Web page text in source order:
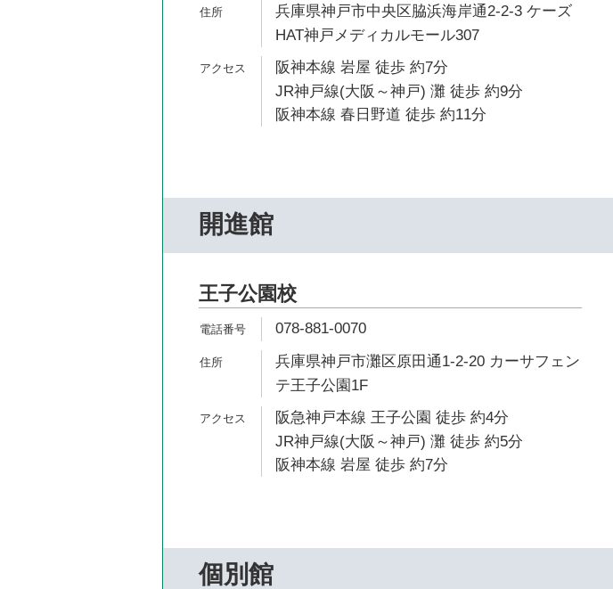
兵庫県神戸市中央区脇浜海岸通2-2-3 ケーズ
HAT神戸メディカルモール307
阪神本線 岩屋 徒歩 約7分
JR神戸線(大阪～神戸) 灘 徒歩 約9分
阪神本線 春日野道 徒歩 約11分
開進館
王子公園校
078-881-0070
兵庫県神戸市灘区原田通1-2-20 カーサフェン
テ王子公園1F
阪急神戸本線 王子公園 徒歩 約4分
JR神戸線(大阪～神戸) 灘 徒歩 約5分
阪神本線 岩屋 徒歩 約7分
個別館